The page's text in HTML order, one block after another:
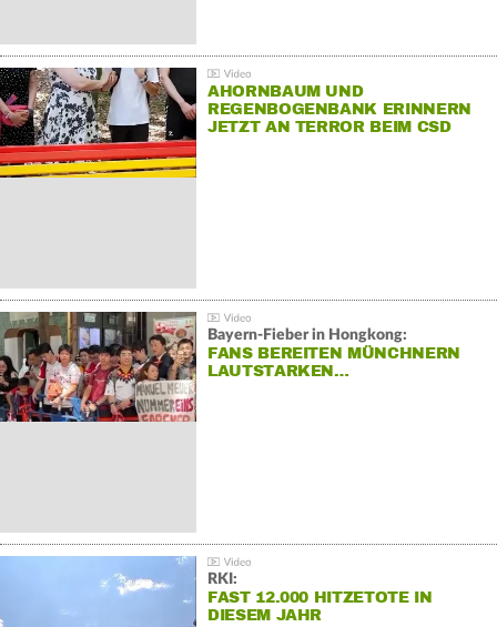
AHORNBAUM UND
REGENBOGENBANK ERINNERN
JETZT AN TERROR BEIM CSD
Bayern-Fieber in Hongkong:
FANS BEREITEN MÜNCHNERN
LAUTSTARKEN…
RKI:
FAST 12.000 HITZETOTE IN
DIESEM JAHR